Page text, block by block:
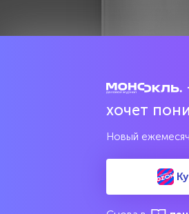
Попробовать
Читать за 180
Соцсети
хочет
Новый